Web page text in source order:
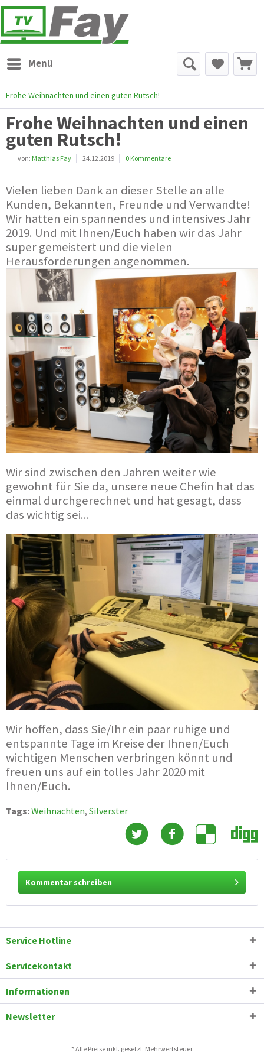
Menü
Frohe Weihnachten und einen guten Rutsch!
Frohe Weihnachten und einen
guten Rutsch!
von: Matthias Fay 24.12.2019 0 Kommentare
Vielen lieben Dank an dieser Stelle an alle
Kunden, Bekannten, Freunde und Verwandte!
Wir hatten ein spannendes und intensives Jahr
2019. Und mit Ihnen/Euch haben wir das Jahr
super gemeistert und die vielen
Herausforderungen angenommen.
Wir sind zwischen den Jahren weiter wie
gewohnt für Sie da, unsere neue Chefin hat das
einmal durchgerechnet und hat gesagt, dass
das wichtig sei...
Wir hoffen, dass Sie/Ihr ein paar ruhige und
entspannte Tage im Kreise der Ihnen/Euch
wichtigen Menschen verbringen könnt und
freuen uns auf ein tolles Jahr 2020 mit
Ihnen/Euch.
Tags:Weihnachten, Silverster
Kommentar schreiben
Service Hotline
Servicekontakt
Informationen
Newsletter
* Alle Preise inkl. gesetzl. Mehrwertsteuer